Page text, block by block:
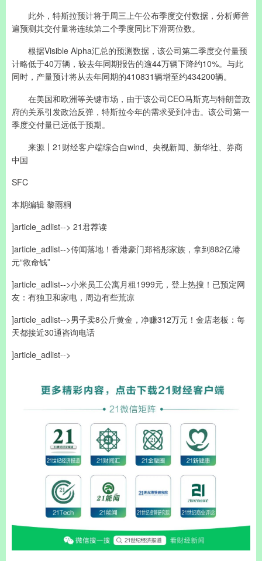
此外，特斯拉预计将于周三上午公布季度交付数据，分析师普
遍预测其交付量将连续第二个季度同比下滑两位数。
根据Visible Alpha汇总的预测数据，该公司第二季度交付量预
计略低于40万辆，较去年同期报告的逾44万辆下降约10%。与此
同时，产量预计将从去年同期的410831辆增至约434200辆。
在美国和欧洲等关键市场，由于该公司CEO马斯克与特朗普政
府的关系引发政治反弹，特斯拉今年的需求受到冲击。该公司第一
季度交付量已远低于预期。
来源丨21财经客户端综合自wind、央视新闻、新华社、券商
中国
SFC
本期编辑 黎雨桐
]article_adlist--> 21君荐读
]article_adlist-->传闻落地！香港豪门郑裕彤家族，拿到882亿港
元“救命钱”
]article_adlist-->小米员工公寓月租1999元，登上热搜！已预定网
友：有独卫和家电，周边有些荒凉
]article_adlist-->男子卖8公斤黄金，净赚312万元！金店老板：每
天都接近30通咨询电话
]article_adlist-->